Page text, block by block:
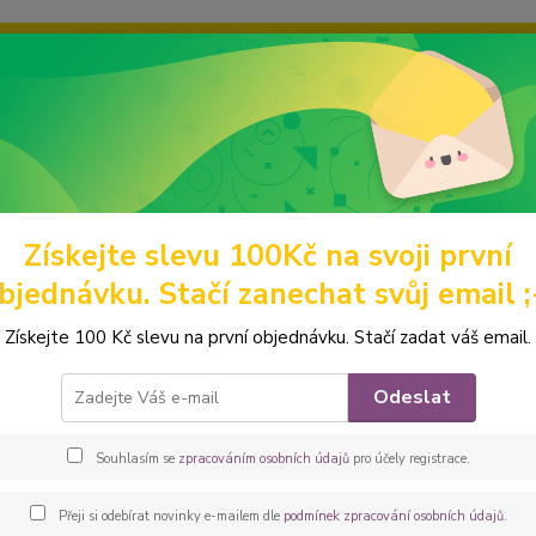
grafiku? Mám jich mnohem víc – napište mi a společně
Hledat
Domácí mazlíčci Obaly na očkovací průkazy Z KOŽENKY
Koženkový obal na
popis
Získejte slevu 100Kč na svoji první
Stačí zanechat svůj email
Získejte 100 Kč slevu na první objednávku. Stačí zadat váš email.
Odeslat
Souhlasím se zpracováním osobních údajůpro účely registrace.
Přeji si odebírat novinky e-mailem dle podmínek zpracování osobních údajů.